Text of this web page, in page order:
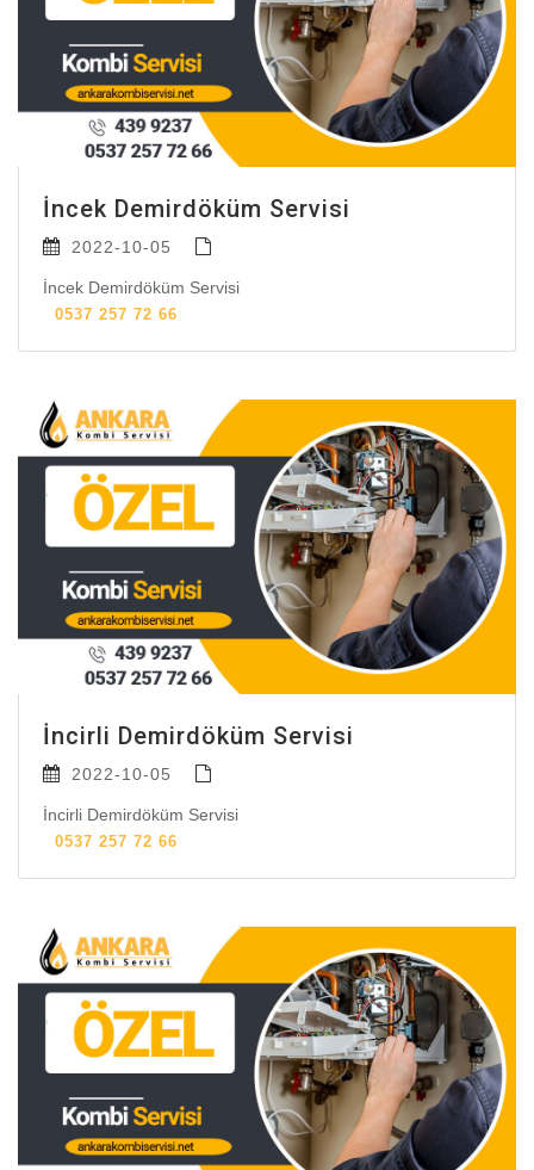
İncek Demirdöküm Servisi
2022-10-05
İncek Demirdöküm Servisi
0537 257 72 66
İncirli Demirdöküm Servisi
2022-10-05
İncirli Demirdöküm Servisi
0537 257 72 66